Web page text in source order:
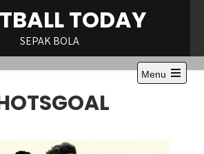
TODAY
SEPAK BOLA
Menu
Open